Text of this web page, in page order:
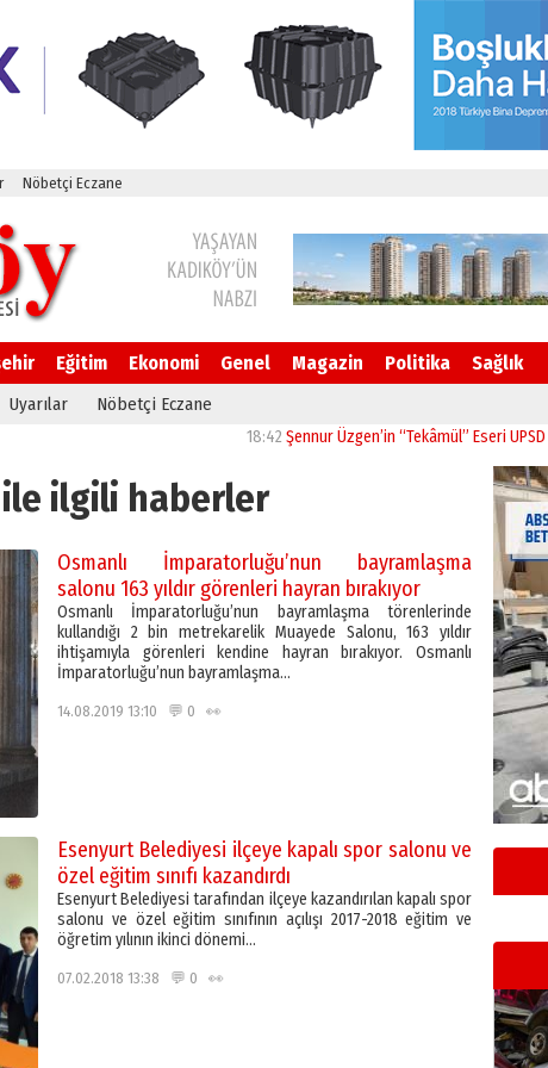
Nöbetçi Eczane
Eğitim Ekonomi Genel Magazin Politika Sağlık
Uyarılar Nöbetçi Eczane
Şennur Üzgen’in “Tekâmül” Eseri UPSD 2026
ilgili haberler
Osmanlı İmparatorluğu’nun bayramlaşma
salonu 163 yıldır görenleri hayran bırakıyor
Osmanlı İmparatorluğu’nun bayramlaşma törenlerinde
kullandığı 2 bin metrekarelik Muayede Salonu, 163 yıldır
ihtişamıyla görenleri kendine hayran bırakıyor. Osmanlı
İmparatorluğu’nun bayramlaşma…
14.08.2019 13:10 💬 0 👀
Esenyurt Belediyesi ilçeye kapalı spor salonu ve
özel eğitim sınıfı kazandırdı
Esenyurt Belediyesi tarafından ilçeye kazandırılan kapalı spor
salonu ve özel eğitim sınıfının açılışı 2017-2018 eğitim ve
öğretim yılının ikinci dönemi…
07.02.2018 13:38 💬 0 👀